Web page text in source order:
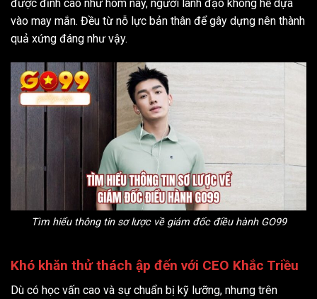
được đỉnh cao như hôm nay, người lãnh đạo không hề dựa
vào may mắn. Đều từ nỗ lực bản thân để gây dựng nên thành
quả xứng đáng như vậy.
Tìm hiểu thông tin sơ lược về giám đốc điều hành GO99
Khó khăn thử thách ập đến với CEO Khắc Triều
Dù có học vấn cao và sự chuẩn bị kỹ lưỡng, nhưng trên